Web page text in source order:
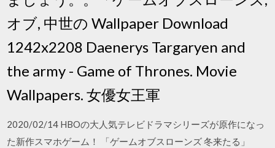
オブ, 中世の Wallpaper Download
1242x2208 Daenerys Targaryen and
the army - Game of Thrones. Movie
Wallpapers. 女優女王軍
2020/02/14 HBOの大人気テレビドラマシリーズが原作になっ
た新作スマホゲーム！ 「ゲームオブスローンズ 冬来たる」